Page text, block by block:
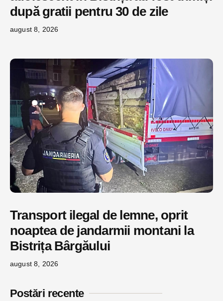
după gratii pentru 30 de zile
august 8, 2026
Transport ilegal de lemne, oprit
noaptea de jandarmii montani la
Bistrița Bârgăului
august 8, 2026
Postări recente